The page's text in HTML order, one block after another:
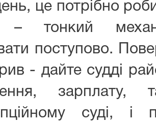
це потрібно
– тонкий
поступово.
- дайте судді
суді, і